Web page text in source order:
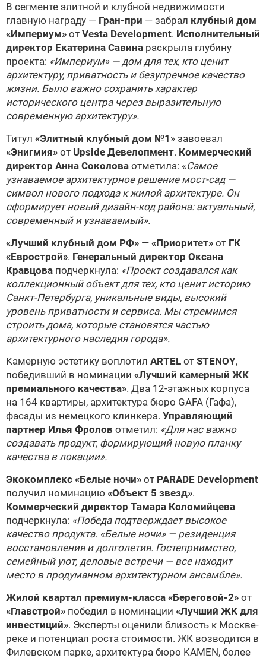
В сегменте элитной и клубной недвижимости
главную награду — Гран-при — забрал клубный дом
«Империум» от Vesta Development. Исполнительный
директор Екатерина Савина раскрыла глубину
проекта: «Империум» — дом для тех, кто ценит
архитектуру, приватность и безупречное качество
жизни. Было важно сохранить характер
исторического центра через выразительную
современную архитектуру».
Титул «Элитный клубный дом №1 » завоевал
«Энигмия» от Upside Девелопмент. Коммерческий
директор Анна Соколова отметила: «Самое
узнаваемое архитектурное решение мост-сад —
символ нового подхода к жилой архитектуре. Он
сформирует новый дизайн-код района: актуальный,
современный и узнаваемый».
«Лучший клубный дом РФ» — «Приоритет» от ГК
«Еврострой». Генеральный директор Оксана
Кравцова подчеркнула: «Проект создавался как
коллекционный объект для тех, кто ценит историю
Санкт-Петербурга, уникальные виды, высокий
уровень приватности и сервиса. Мы стремимся
строить дома, которые становятся частью
архитектурного наследия города».
Камерную эстетику воплотил ARTEL от STENOY,
победивший в номинации «Лучший камерный ЖК
премиального качества». Два 12-этажных корпуса
на 164 квартиры, архитектура бюро GAFA (Гафа),
фасады из немецкого клинкера. Управляющий
партнер Илья Фролов отметил: «Для нас важно
создавать продукт, формирующий новую планку
качества в локации».
Экокомплекс «Белые ночи» от PARADE Development
получил номинацию «Объект 5 звезд».
Коммерческий директор Тамара Коломийцева
подчеркнула: «Победа подтверждает высокое
качество продукта. «Белые ночи» — резиденция
восстановления и долголетия. Гостеприимство,
семейный уют, деловые встречи — все находит
место в продуманном архитектурном ансамбле».
Жилой квартал премиум-класса «Береговой-2» от
«Главстрой» победил в номинации «Лучший ЖК для
инвестиций». Эксперты оценили близость к Москве-
реке и потенциал роста стоимости. ЖК возводится в
Филевском парке, архитектура бюро KAMEN, более